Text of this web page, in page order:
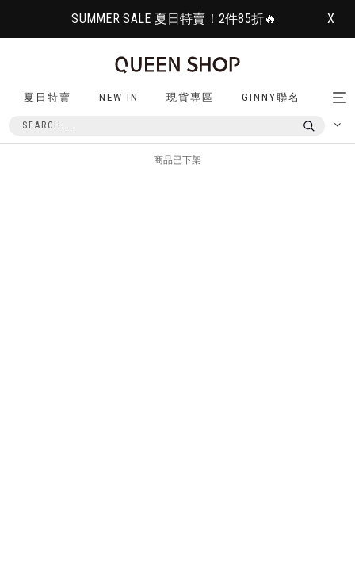
SUMMER SALE 夏日特賣！2件85折🔥 X
夏日特賣 NEW IN 現貨專區 GINNY聯名
商品已下架